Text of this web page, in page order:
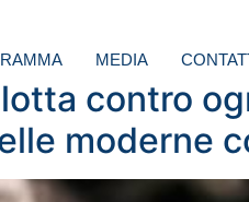
MEDIA
contro
moderne